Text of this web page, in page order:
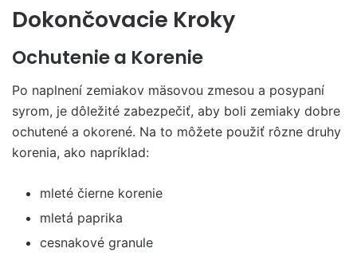
Dokončovacie Kroky
Ochutenie a Korenie
Po naplnení zemiakov mäsovou zmesou a posypaní
syrom, je dôležité zabezpečiť, aby boli zemiaky dobre
ochutené a okorené. Na to môžete použiť rôzne druhy
korenia, ako napríklad:
mleté čierne korenie
mletá paprika
cesnakové granule